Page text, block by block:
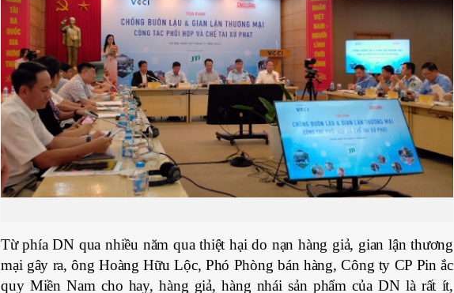
Từ phía DN qua nhiều năm qua thiệt hại do nạn hàng giả, gian lận thương
mại gây ra, ông Hoàng Hữu Lộc, Phó Phòng bán hàng, Công ty CP Pin ắc
quy Miền Nam cho hay, hàng giả, hàng nhái sản phẩm của DN là rất ít,